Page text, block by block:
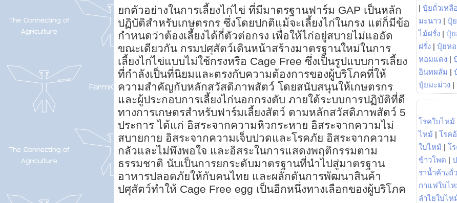
ยกตัวอย่างในการเลี้ยงไก่ไข่ ที่มีมาตรฐานฟาร์ม GAP เป็นหลัก
ปฏิบัติสำหรับเกษตรกร ซึ่งโดยปกติแม้จะเลี้ยงไก่ในกรง แต่ก็มีข้อ
กำหนดว่าต้องเลี้ยงได้กี่ตัวต่อกรง เพื่อให้ไก่อยู่สบายไม่แออัด
ขณะเดียวกัน กรมปศุสัตว์เดินหน้าสร้างมาตรฐานใหม่ในการ
เลี้ยงไก่ไข่แบบไม่ใช้กรงหรือ Cage Free ซึ่งเป็นรูปแบบการเลี้ยง
ที่กำลังเป็นที่นิยมและตรงกับความต้องการของผู้บริโภคที่ให้
ความสำคัญกับหลักสวัสดิภาพสัตว์ โดยสนับสนุนให้เกษตรกร
และผู้ประกอบการเลี้ยงไก่นอกกรงตับ ภายใต้ระบบการปฏิบัติที่ดี
ทางการเกษตรสำหรับฟาร์มเลี้ยงสัตว์ ตามหลักสวัสดิภาพสัตว์ 5
ประการ ได้แก่ อิสระจากความหิวกระหาย อิสระจากความไม่
สบายกาย อิสระจากความเจ็บปวดและโรคภัย อิสระจากความ
กลัวและไม่พึงพอใจ และอิสระในการแสดงพฤติกรรมตาม
ธรรมชาติ นับเป็นการยกระดับมาตรฐานที่นำไปสู่มาตรฐาน
อาหารปลอดภัยให้กับคนไทย และผลักดันการพัฒนาสินค้า
ปศุสัตว์ทำให้ Cage Free egg เป็นอีกหนึ่งทางเลือกของผู้บริโภค
| ปุ๋ยถั่วเหลื
มะนาว | ปุ๋
ไม้ฝรั่ง | ปุ๋ย
ฝรั่ง | ปุ๋ยห
หอมแดง |
อินทผลัม |
ปุ๋ยมะม่วง |
โรคใบไหม้
ไหม้ | โรค
ใบไหม้ | โ
ข้าวโพด |
ราน้ำค้างถั่
กาแฟใบไ
ลำไยใบไห